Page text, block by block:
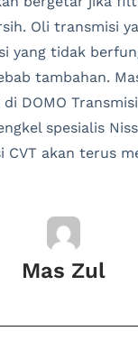
Oli transmisi
yang tidak
tambahan.
DOMO
spesialis
CVT akan terus
Mas Zul